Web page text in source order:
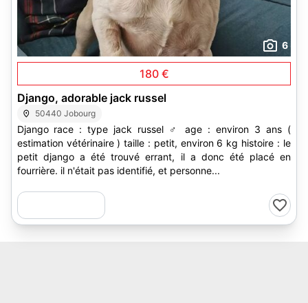
6
180 €
Django, adorable jack russel
50440 Jobourg
Django race : type jack russel ♂ age : environ 3 ans (
estimation vétérinaire ) taille : petit, environ 6 kg histoire : le
petit django a été trouvé errant, il a donc été placé en
fourrière. il n'était pas identifié, et personne...